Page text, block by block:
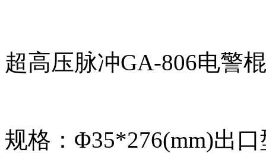
超高压脉冲GA-806电警棍
规格：Φ35*276(mm)出